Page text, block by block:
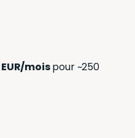
EUR/moispour ~250